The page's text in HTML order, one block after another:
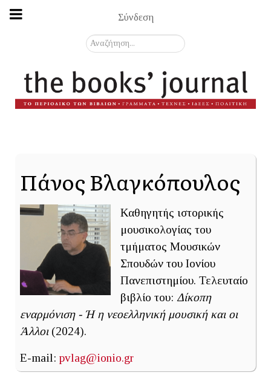
Σύνδεση
Αναζήτηση...
Πάνος Βλαγκόπουλος
Καθηγητής ιστορικής
μουσικολογίας του
τμήματος Μουσικών
Σπουδών του Ιονίου
Πανεπιστημίου. Τελευταίο
βιβλίο του: Δίκοπη
εναρμόνιση - Ή η νεοελληνική μουσική και οι
Άλλοι(2024).
E-mail: pvlag@ionio.gr